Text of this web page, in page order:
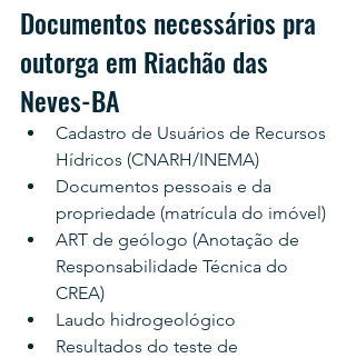
Documentos necessários pra
outorga em Riachão das
Neves-BA
Cadastro de Usuários de Recursos
Hídricos (CNARH/INEMA)
Documentos pessoais e da
propriedade (matrícula do imóvel)
ART de geólogo (Anotação de
Responsabilidade Técnica do
CREA)
Laudo hidrogeológico
Resultados do teste de